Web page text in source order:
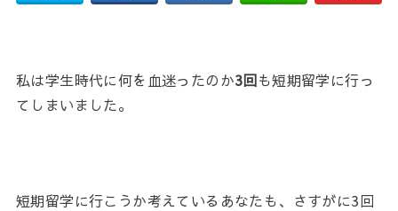
私は学生時代に何を血迷ったのか3回も短期留学に行っ
てしまいました。
短期留学に行こうか考えているあなたも、さすがに3回